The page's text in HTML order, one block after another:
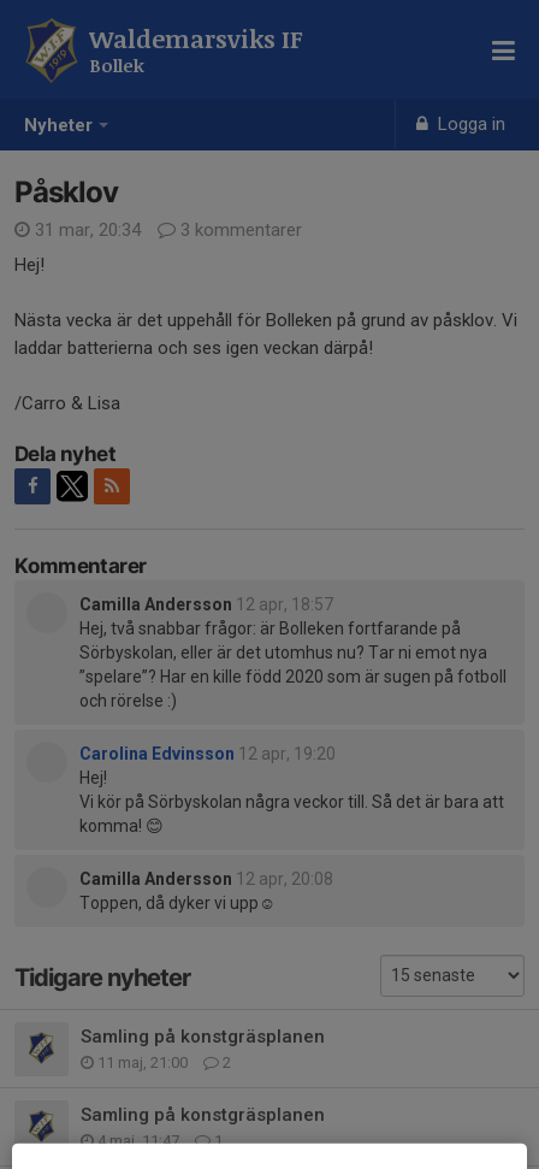
Nyheter Logga in
Waldemarsviks IF
Bollek
Påsklov
31 mar, 20:34
3 kommentarer
Hej!
Nästa vecka är det uppehåll för Bolleken på grund av påsklov. Vi
laddar batterierna och ses igen veckan därpå!
/Carro & Lisa
Dela nyhet
Kommentarer
Camilla Andersson 12 apr, 18:57
Hej, två snabbar frågor: är Bolleken fortfarande på
Sörbyskolan, eller är det utomhus nu? Tar ni emot nya
”spelare”? Har en kille född 2020 som är sugen på fotboll
och rörelse :)
Carolina Edvinsson 12 apr, 19:20
Hej!
Vi kör på Sörbyskolan några veckor till. Så det är bara att
komma! 😊
Camilla Andersson 12 apr, 20:08
Toppen, då dyker vi upp☺️
Tidigare nyheter
Samling på konstgräsplanen
11 maj, 21:00 2
Samling på konstgräsplanen
4 maj, 11:47 1